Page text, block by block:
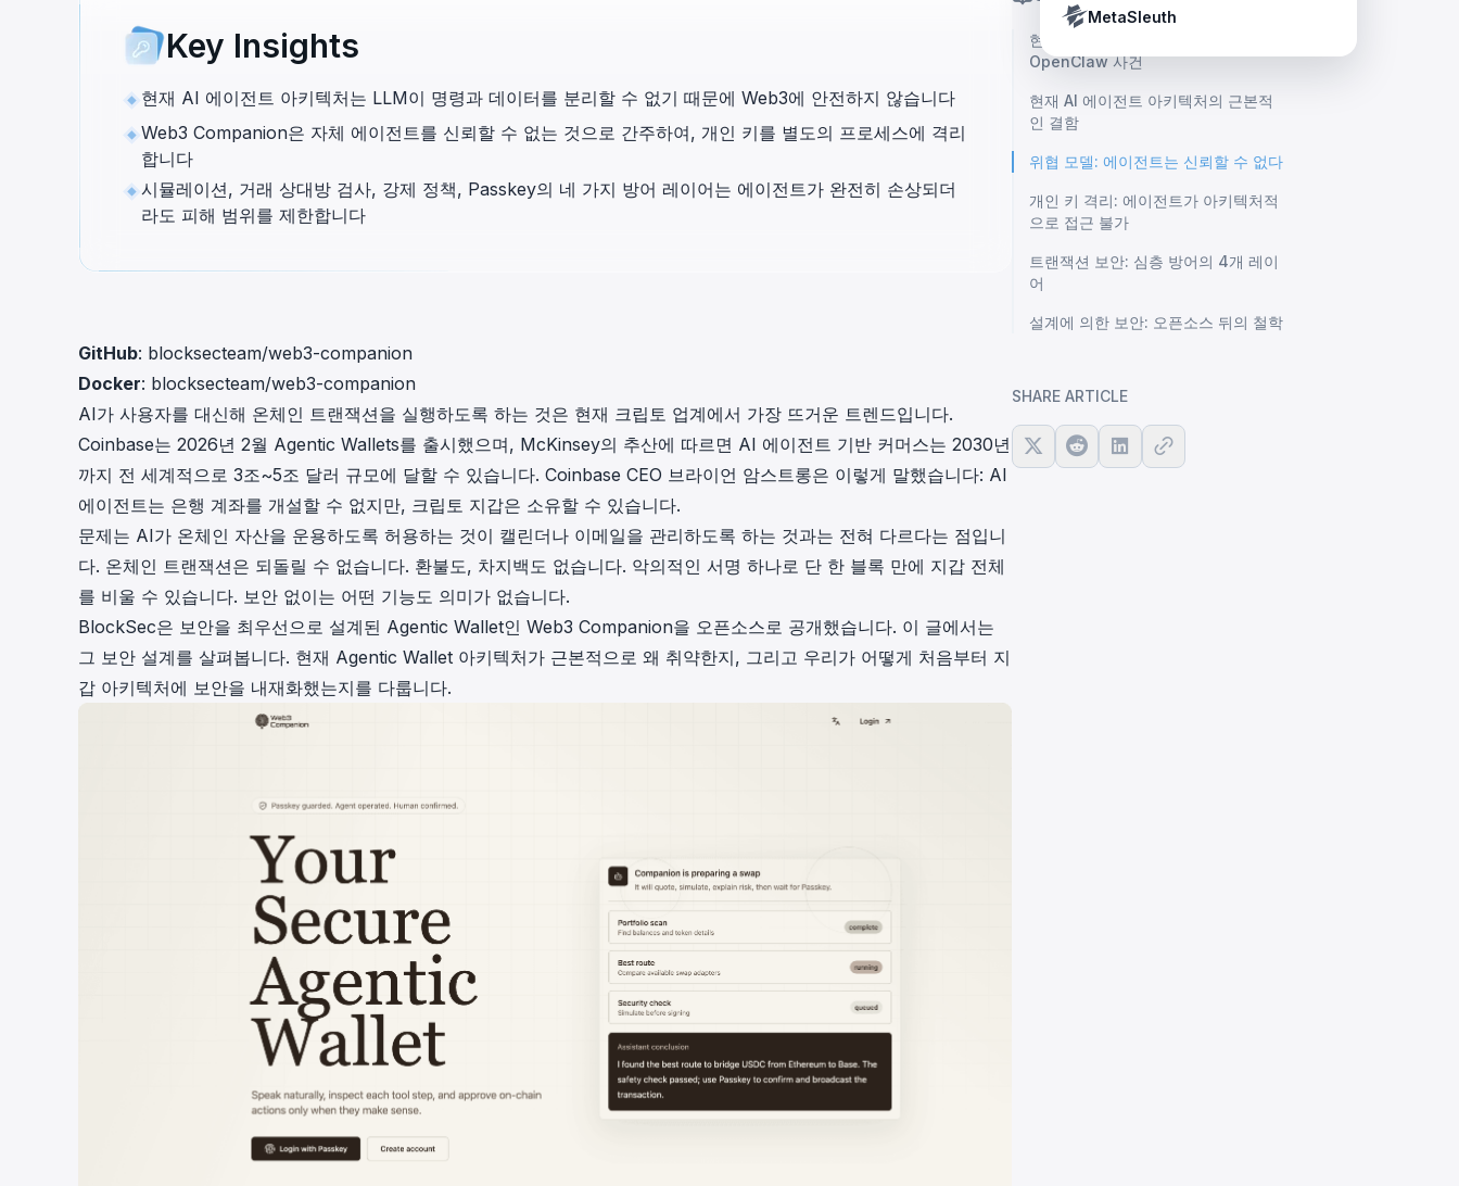
Phalcon Explorer
Visualize, simulate, and debug on-
interface.
screening APIs for crypto compliance.
Tether’s blacklist in real time.
MetaSleuth
Key Insights
현재 AI 에이전트 아키텍처는 LLM이 명령과 데이터를 분리할 수 없기 때문에 Web3에 안전하지 않습니다
Web3 Companion은 자체 에이전트를 신뢰할 수 없는 것으로 간주하여, 개인 키를 별도의 프로세스에 격리
합니다
시뮬레이션, 거래 상대방 검사, 강제 정책, Passkey의 네 가지 방어 레이어는 에이전트가 완전히 손상되더
라도 피해 범위를 제한합니다
GitHub: blocksecteam/web3-companion
Docker: blocksecteam/web3-companion
AI가 사용자를 대신해 온체인 트랜잭션을 실행하도록 하는 것은 현재 크립토 업계에서 가장 뜨거운 트렌드입니다.
Coinbase는 2026년 2월 Agentic Wallets를 출시했으며, McKinsey의 추산에 따르면 AI 에이전트 기반 커머스는 2030년
까지 전 세계적으로 3조~5조 달러 규모에 달할 수 있습니다. Coinbase CEO 브라이언 암스트롱은 이렇게 말했습니다: AI
에이전트는 은행 계좌를 개설할 수 없지만, 크립토 지갑은 소유할 수 있습니다.
문제는 AI가 온체인 자산을 운용하도록 허용하는 것이 캘린더나 이메일을 관리하도록 하는 것과는 전혀 다르다는 점입니
다. 온체인 트랜잭션은 되돌릴 수 없습니다. 환불도, 차지백도 없습니다. 악의적인 서명 하나로 단 한 블록 만에 지갑 전체
를 비울 수 있습니다. 보안 없이는 어떤 기능도 의미가 없습니다.
BlockSec은 보안을 최우선으로 설계된 Agentic Wallet인 Web3 Companion을 오픈소스로 공개했습니다. 이 글에서는
그 보안 설계를 살펴봅니다. 현재 Agentic Wallet 아키텍처가 근본적으로 왜 취약한지, 그리고 우리가 어떻게 처음부터 지
갑 아키텍처에 보안을 내재화했는지를 다룹니다.
현재 에이전트는 얼마나 위험한가:
OpenClaw 사건
현재 AI 에이전트 아키텍처의 근본적
인 결함
위협 모델: 에이전트는 신뢰할 수 없다
개인 키 격리: 에이전트가 아키텍처적
으로 접근 불가
트랜잭션 보안: 심층 방어의 4개 레이
어
설계에 의한 보안: 오픈소스 뒤의 철학
SHARE ARTICLE